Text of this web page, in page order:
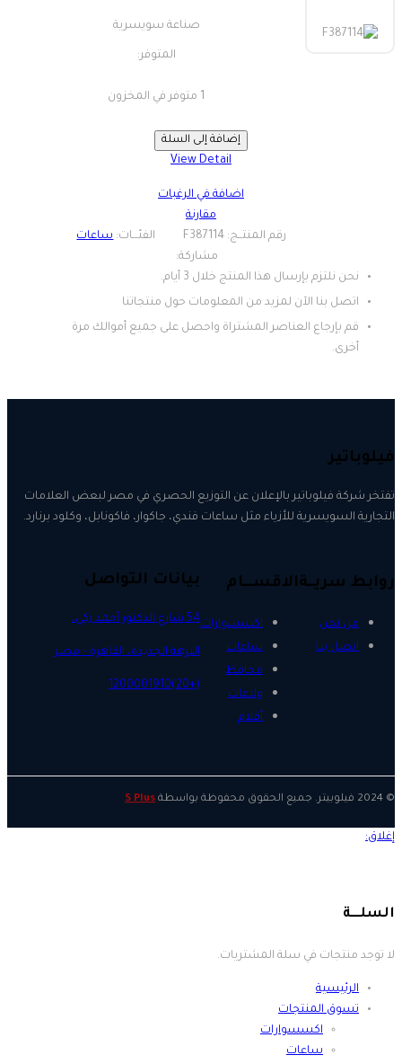
صناعة سويسرية
إضافة إلى السلة
View Detail
اضافة في الرغبات
مقارنة
ساعات
نحن نلتزم بإرسال هذا المنتج خلال 3 أيام.
اتصل بنا الآن لمزيد من المعلومات حول منتجاتنا
قم بإرجاع العناصر المشتراة واحصل على جميع أموالك مرة
أخرى.
فيلوباتير
تفتخر شركة فيلوباتير بالإعلان عن التوزيع الحصري في مصر لبعض العلامات
التجارية السويسرية للأزياء مثل ساعات فندي، جاكوار، فاكونابل، وكلود برنارد.
روابط سريــة
من نحن
اتصل بنا
الاقســـام
اكسسوارات
ساعات
محافظ
ولاعات
أقلام
بيانات التواصل
54 شارع الدكتور أحمد زكي،
النزهة الجديدة، القاهرة – مصر.
(+20)1200001910
© 2024 فيلوبيتر. جميع الحقوق محفوظة بواسطة S Plus
لا توجد منتجات في سلة المشتريات.
الرئيسية
تسوق المنتجات
اكسسوارات
ساعات